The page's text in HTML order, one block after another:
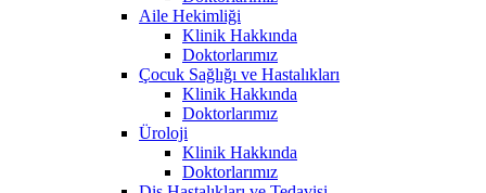
Aile Hekimliği
Klinik Hakkında
Doktorlarımız
Çocuk Sağlığı ve Hastalıkları
Klinik Hakkında
Doktorlarımız
Üroloji
Klinik Hakkında
Doktorlarımız